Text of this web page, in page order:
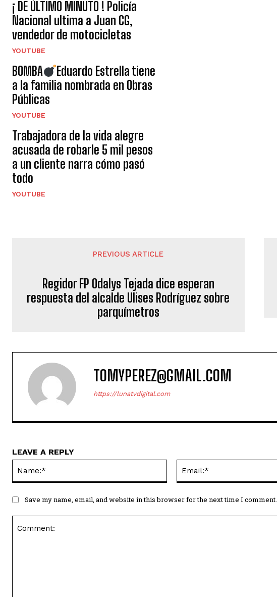
¡ DE ÚLTIMO MINUTO ! Policía
Nacional ultima a Juan CG,
vendedor de motocicletas
YOUTUBE
BOMBA
Eduardo Estrella tiene
a la familia nombrada en Obras
Públicas
YOUTUBE
Trabajadora de la vida alegre
acusada de robarle 5 mil pesos
a un cliente narra cómo pasó
todo
YOUTUBE
PREVIOUS ARTICLE
Regidor FP Odalys Tejada dice esperan
respuesta del alcalde Ulises Rodríguez sobre
parquímetros
TOMYPEREZ@GMAIL.COM
https://lunatvdigital.com
LEAVE A REPLY
Save my name, email, and website in this browser for the next time I comment.